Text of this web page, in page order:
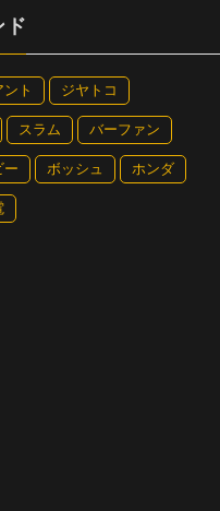
ド
ト ジヤトコ
スラム バーファン
ー ボッシュ ホンダ